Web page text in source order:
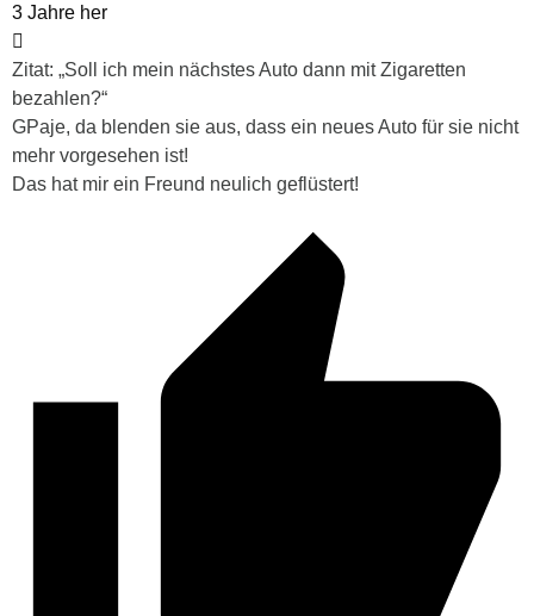
3 Jahre her
Zitat: „Soll ich mein nächstes Auto dann mit Zigaretten
bezahlen?“
GPaje, da blenden sie aus, dass ein neues Auto für sie nicht
mehr vorgesehen ist!
Das hat mir ein Freund neulich geflüstert!